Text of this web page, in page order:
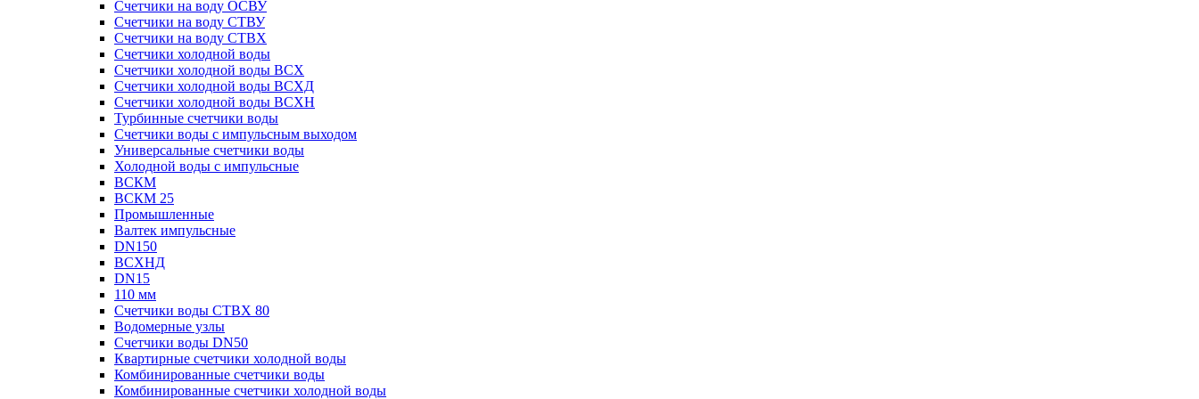
Счетчики на воду ОСВУ
Счетчики на воду СТВУ
Счетчики на воду СТВХ
Счетчики холодной воды
Счетчики холодной воды ВСХ
Счетчики холодной воды ВСХД
Счетчики холодной воды ВСХН
Турбинные счетчики воды
Счетчики воды с импульсным выходом
Универсальные счетчики воды
Холодной воды с импульсные
ВСКМ
ВСКМ 25
Промышленные
Валтек импульсные
DN150
ВСХНД
DN15
110 мм
Счетчики воды СТВХ 80
Водомерные узлы
Счетчики воды DN50
Квартирные счетчики холодной воды
Комбинированные счетчики воды
Комбинированные счетчики холодной воды